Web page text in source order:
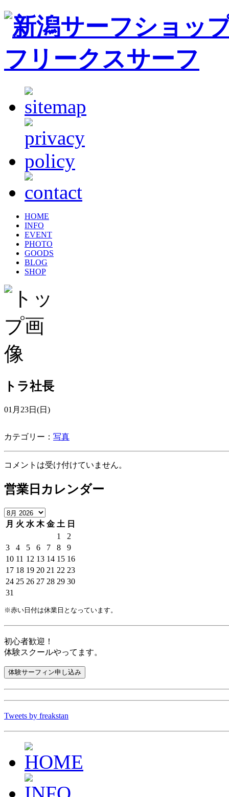
HOME
INFO
EVENT
PHOTO
GOODS
BLOG
SHOP
トラ社長
01月23日(日)
カテゴリー： 写真
コメントは受け付けていません。
営業日カレンダー
月 火 水 木 金 土 日
1
2
3
4 5 6 7 8
9
10 11 12 13 14 15 16
17 18 19 20 21 22 23
24 25 26 27 28 29 30
31
※赤い日付は休業日となっています。
初心者歓迎！
体験スクールやってます。
Tweets by freakstan